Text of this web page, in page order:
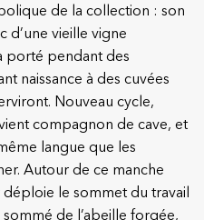
de la collection : son
d’une vieille vigne
porté pendant des
naissance à des cuvées
Nouveau cycle,
compagnon de cave, et
langue que les
Autour de ce manche
le sommet du travail
de l’abeille forgée,